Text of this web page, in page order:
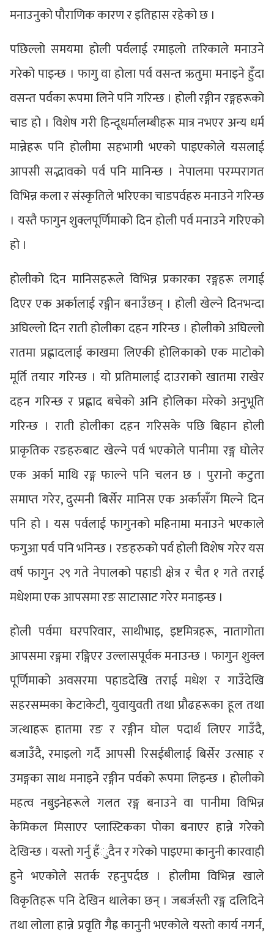
मनाउनुको पौराणिक कारण र इतिहास रहेको छ ।
पछिल्लो समयमा होली पर्वलाई रमाइलो तरिकाले मनाउने
गरेको पाइन्छ । फागु वा होला पर्व वसन्त ऋतुमा मनाइने हुँदा
वसन्त पर्वका रूपमा लिने पनि गरिन्छ । होली रङ्गीन रङ्गहरूको
चाड हो । विशेष गरी हिन्दूधर्मालम्बीहरू मात्र नभएर अन्य धर्म
मान्नेहरू पनि होलीमा सहभागी भएको पाइएकोले यसलाई
आपसी सद्भावको पर्व पनि मानिन्छ । नेपालमा परम्परागत
विभिन्न कला र संस्कृतिले भरिएका चाडपर्वहरु मनाउने गरिन्छ
। यस्तै फागुन शुक्लपूर्णिमाको दिन होली पर्व मनाउने गरिएको
हो ।
होलीको दिन मानिसहरूले विभिन्न प्रकारका रङ्गहरू लगाई
दिएर एक अर्कालाई रङ्गीन बनाउँछन् । होली खेल्ने दिनभन्दा
अघिल्लो दिन राती होलीका दहन गरिन्छ । होलीको अघिल्लो
रातमा प्रह्लादलाई काखमा लिएकी होलिकाको एक माटोको
मूर्ति तयार गरिन्छ । यो प्रतिमालाई दाउराको खातमा राखेर
दहन गरिन्छ र प्रह्लाद बचेको अनि होलिका मरेको अनुभूति
गरिन्छ । राती होलीका दहन गरिसके पछि बिहान होली
प्राकृतिक रङहरुबाट खेल्ने पर्व भएकोले पानीमा रङ्ग घोलेर
एक अर्का माथि रङ्ग फाल्ने पनि चलन छ । पुरानो कटुता
समाप्त गरेर, दुस्मनी बिर्सेर मानिस एक अर्कासँग मिल्ने दिन
पनि हो । यस पर्वलाई फागुनको महिनामा मनाउने भएकाले
फगुआ पर्व पनि भनिन्छ । रङहरुको पर्व होली विशेष गरेर यस
वर्ष फागुन २९ गते नेपालको पहाडी क्षेत्र र चैत १ गते तराई
मधेशमा एक आपसमा रङ साटासाट गरेर मनाइन्छ ।
होली पर्वमा घरपरिवार, साथीभाइ, इष्टमित्रहरू, नातागोता
आपसमा रङ्गमा रङ्गिएर उल्लासपूर्वक मनाउन्छ । फागुन शुक्ल
पूर्णिमाको अवसरमा पहाडदेखि तराई मधेश र गाउँदेखि
सहरसम्मका केटाकेटी, युवायुवती तथा प्रौढहरूका हूल तथा
जत्थाहरू हातमा रङ र रङ्गीन घोल पदार्थ लिएर गाउँदै,
बजाउँदै, रमाइलो गर्दै आपसी रिसईबीलाई बिर्सेर उत्साह र
उमङ्गका साथ मनाइने रङ्गीन पर्वको रूपमा लिइन्छ । होलीको
महत्व नबुझ्नेहरूले गलत रङ्ग बनाउने वा पानीमा विभिन्न
केमिकल मिसाएर प्लास्टिकका पोका बनाएर हान्ने गरेको
देखिन्छ । यस्तो गर्नु हँुदैन र गरेको पाइएमा कानुनी कारवाही
हुने भएकोले सतर्क रहनुपर्दछ । होलीमा विभिन्न खाले
विकृतिहरू पनि देखिन थालेका छन् । जबर्जस्ती रङ्ग दलिदिने
तथा लोला हान्ने प्रवृति गैह्र कानुनी भएकोले यस्तो कार्य नगर्न,